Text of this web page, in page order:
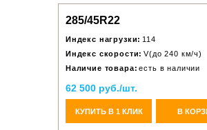
285/45R22
Индекс нагрузки: 114
Индекс скорости: V(до 240 км/ч)
Наличие товара: есть в наличии
62 500 руб./шт.
КУПИТЬ В 1 КЛИК В